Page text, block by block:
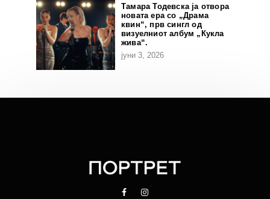
Тамара Тодевска ја отвора
новата ера со „Драма
квин“, прв сингл од
визуелниот албум „Кукла
жива“.
јуни 3, 2026